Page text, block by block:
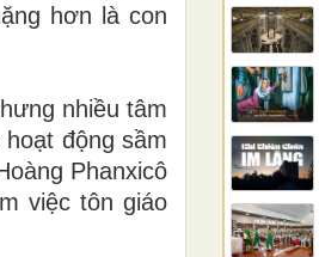
hơn là con
nhiều tâm
động sầm
Phanxicô
việc tôn giáo